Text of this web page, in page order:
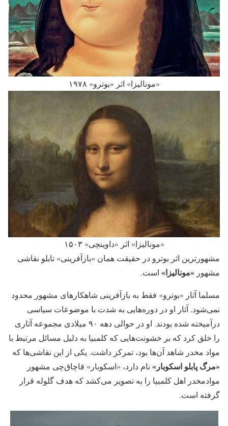
«مونالیزا» اثر «بوترو» ۱۹۷۸
«مونالیزا» اثر «داوینچی» ۱۵۰۳
مشهورترین اثر بوترو در حقیقت همان «بازآفرینی»‌ تابلو نقاشی
مشهور «مونالیزا»‌ است.
مسلما آثار «بوترو» فقط به بازآفرینی شاهکارهای مشهور محدود
نمی‌شود. آثار او در دوره‌هایی به شدت با موضوعات سیاسی
درآمیخته شده بودند. او در حوالی دهه ۹۰ میلادی مجموعه آثاری
را خلق کرد که بر خشونت‌هایی که کلمبیا به دلیل مسائل مرتبط با
مواد مخدر شاهد آن‌ها بود، تمرکز داشت. یکی از این نقاشی‌ها که
«مرگ پابلو اسکوبار» نام دارد، «اسکوبار» قاچاق‌چی مشهور
موادمخدر اهل کلمبیا را به تصویر می‌کشد که هدف گلوله قرار
گرفته است.